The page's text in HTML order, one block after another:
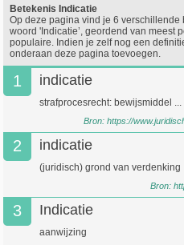
Betekenis Indicatie
Op deze pagina vind je 6
woord 'Indicatie’, geordend van meest
populaire. Indien je zelf nog een
onderaan deze pagina toevoegen.
1 indicatie
strafprocesrecht: bewijsmiddel ...
Bron: https://
2 indicatie
(juridisch) grond van verdenking
Bron:
3 Indicatie
aanwijzing